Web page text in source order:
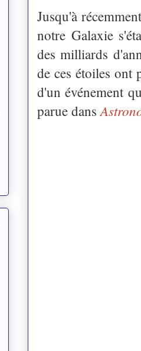
Jusqu'à
notre Galaxie
des milliards
de ces étoiles ont
d'un événement
parue dans